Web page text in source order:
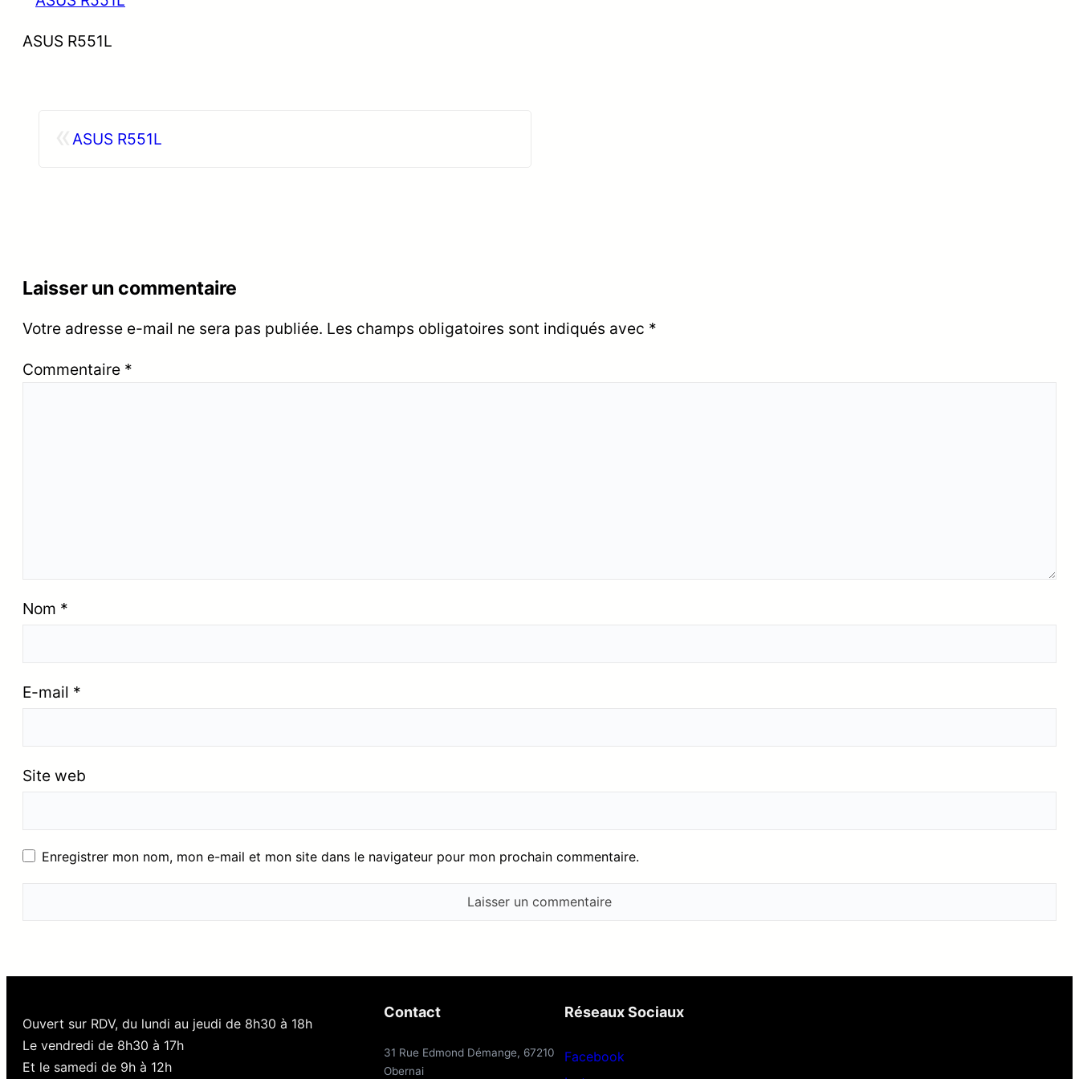
ASUS R551L
ASUS R551L
Laisser un commentaire
Votre adresse e-mail ne sera pas publiée. Les champs obligatoires sont indiqués avec *
Commentaire *
Nom *
E-mail *
Site web
Enregistrer mon nom, mon e-mail et mon site dans le navigateur pour mon prochain commentaire.
Ouvert sur RDV, du lundi au jeudi de 8h30 à 18h
Le vendredi de 8h30 à 17h
Et le samedi de 9h à 12h
Contact
31 Rue Edmond Démange, 67210
Obernai
Réseaux Sociaux
Facebook